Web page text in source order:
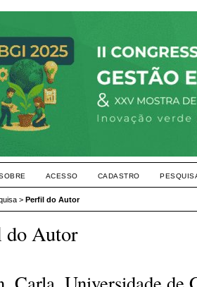
ACESSO CADASTRO
> Perfil do Autor
do Autor